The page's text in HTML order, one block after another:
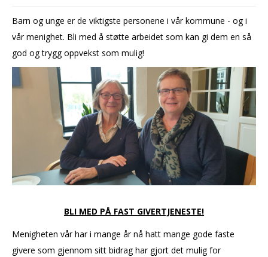
Barn og unge er de viktigste personene i vår kommune - og i
vår menighet. Bli med å støtte arbeidet som kan gi dem en så
god og trygg oppvekst som mulig!
BLI MED PÅ FAST GIVERTJENESTE!
Menigheten vår har i mange år nå hatt mange gode faste
givere som gjennom sitt bidrag har gjort det mulig for